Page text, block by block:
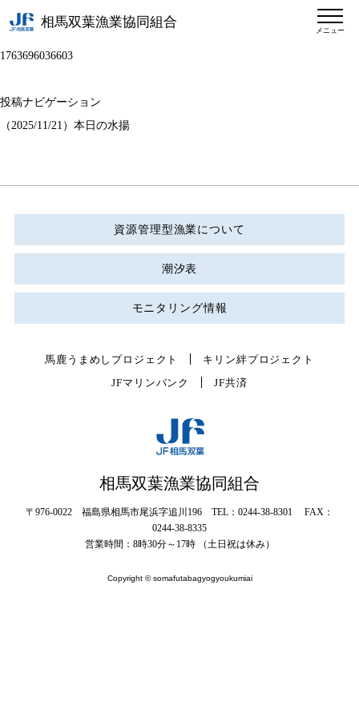
相馬双葉漁業協同組合
メニュー
1763696036603
投稿ナビゲーション
（2025/11/21）本日の水揚
資源管理型漁業について
潮汐表
モニタリング情報
馬鹿うまめしプロジェクト
キリン絆プロジェクト
JFマリンバンク
JF共済
相馬双葉漁業協同組合
〒976-0022 福島県相馬市尾浜字追川196 TEL：0244-38-8301 FAX：
0244-38-8335
営業時間：8時30分～17時 （土日祝は休み）
Copyright © somafutabagyogyoukumiai